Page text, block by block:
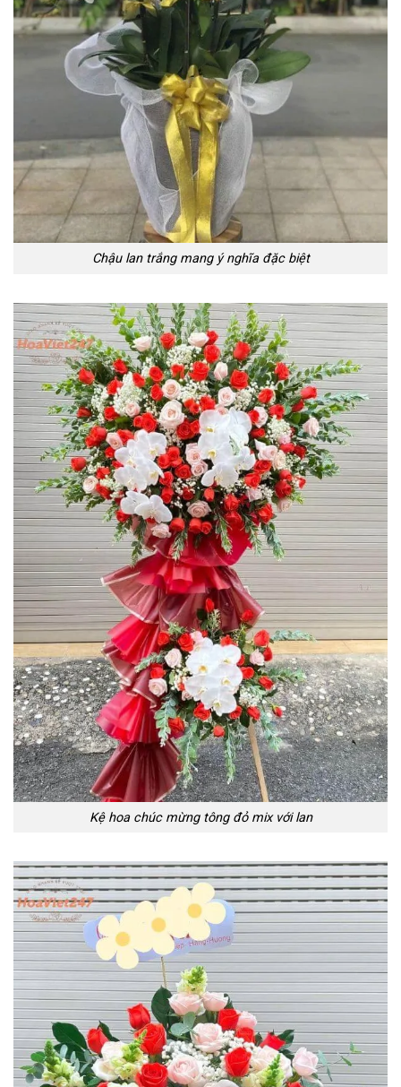
Chậu lan trắng mang ý nghĩa đặc biệt
Kệ hoa chúc mừng tông đỏ mix với lan